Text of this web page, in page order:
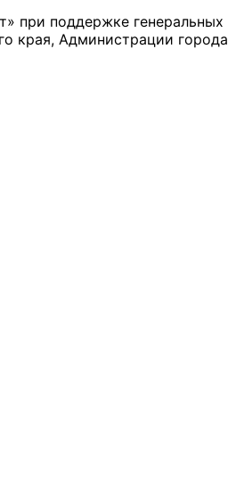
при поддержке
края, Администрации